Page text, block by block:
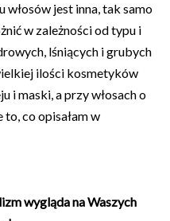
jest inna, tak samo
w zależności od typu i
lśniących i grubych
ilości kosmetyków
i maski, a przy włosach o
co opisałam w
wygląda na Waszych